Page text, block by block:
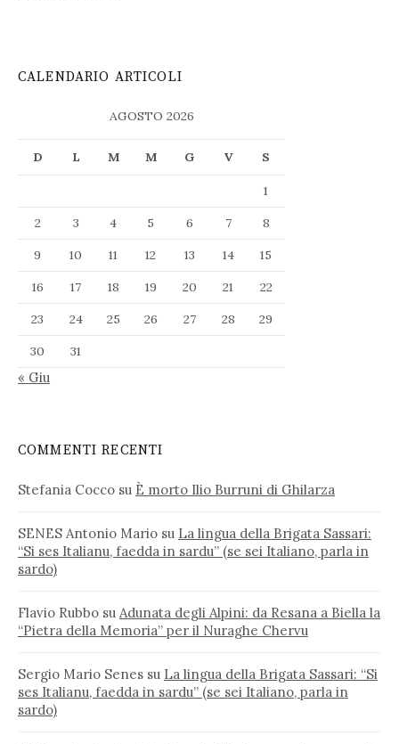
CALENDARIO ARTICOLI
AGOSTO 2026
D L M M G V S
1
2
3 4 5 6 7
8
9
10 11 12 13 14
15
16
17 18 19 20 21
22
23
24 25 26 27 28
29
30
31
« Giu
COMMENTI RECENTI
Stefania Cocco su È morto Ilio Burruni di Ghilarza
SENES Antonio Mario su La lingua della Brigata Sassari:
“Si ses Italianu, faedda in sardu” (se sei Italiano, parla in
sardo)
Flavio Rubbo su Adunata degli Alpini: da Resana a Biella la
“Pietra della Memoria” per il Nuraghe Chervu
Sergio Mario Senes su La lingua della Brigata Sassari: “Si
ses Italianu, faedda in sardu” (se sei Italiano, parla in
sardo)